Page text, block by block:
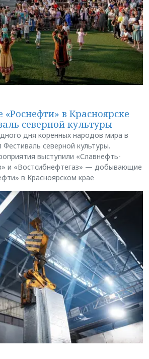
в Красноярске
северной культуры
дня коренных народов мира в
северной культуры.
выступили «Славнефть-
и «Востсибнефтегаз» — добывающие
в Красноярском крае